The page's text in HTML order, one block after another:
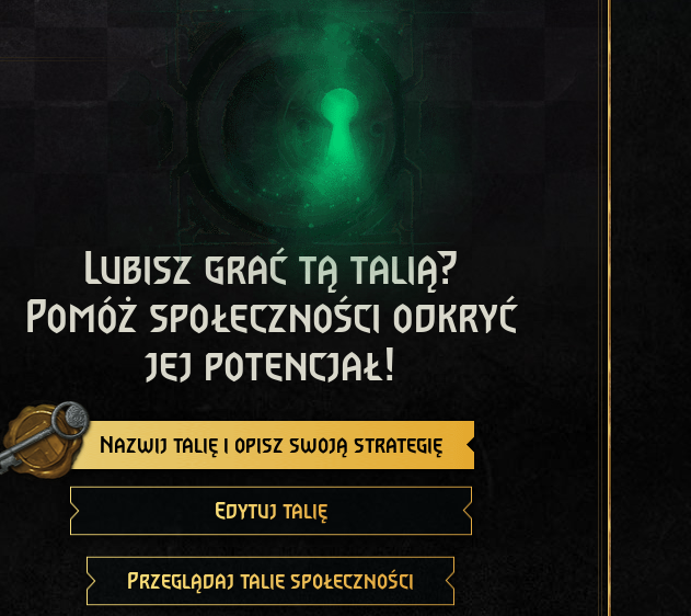
Lubisz grać tą talią?
Pomóż społeczności odkryć
jej potencjał!
Nazwij talię i opisz swoją strategię
Edytuj talię
Przeglądaj talie społeczności